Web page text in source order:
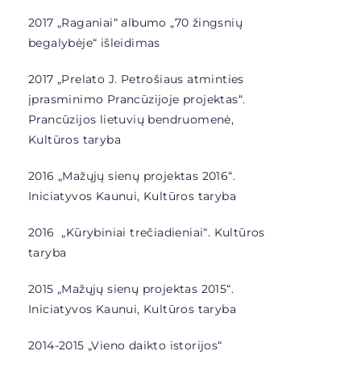
2017 „Raganiai“albumo „70 žingsnių
begalybėje“ išleidimas
2017 „Prelato J. Petrošiaus atminties
įprasminimo Prancūzijoje projektas“.
Prancūzijos lietuvių bendruomenė,
Kultūros taryba
2016 „Mažųjų sienų projektas 2016“.
Iniciatyvos Kaunui, Kultūros taryba
2016 „Kūrybiniai trečiadieniai“. Kultūros
taryba
2015 „Mažųjų sienų projektas 2015“.
Iniciatyvos Kaunui, Kultūros taryba
2014-2015 „Vieno daikto istorijos“